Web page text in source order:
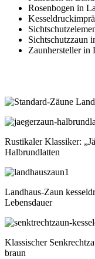
Rosenbogen in
Sichtschutzzaun
Zaunhersteller in
Rustikaler Klassiker:
Halbrundlatten
Landhaus-Zaun
Lebensdauer
Klassischer
braun